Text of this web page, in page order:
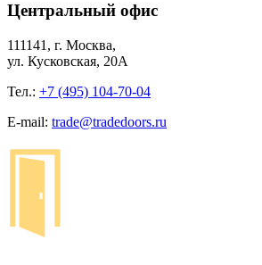
Центральный офис
111141, г. Москва,
ул. Кусковская, 20А
Тел.: +7 (495) 104-70-04
E-mail: trade@tradedoors.ru